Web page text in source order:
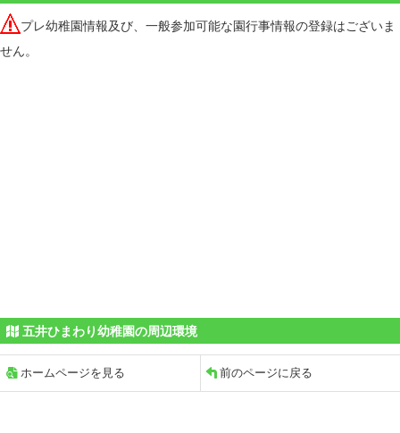
プレ幼稚園情報及び、一般参加可能な園行事情報の登録はございま
せん。
五井ひまわり幼稚園の周辺環境
ホームページを見る 前のページに戻る